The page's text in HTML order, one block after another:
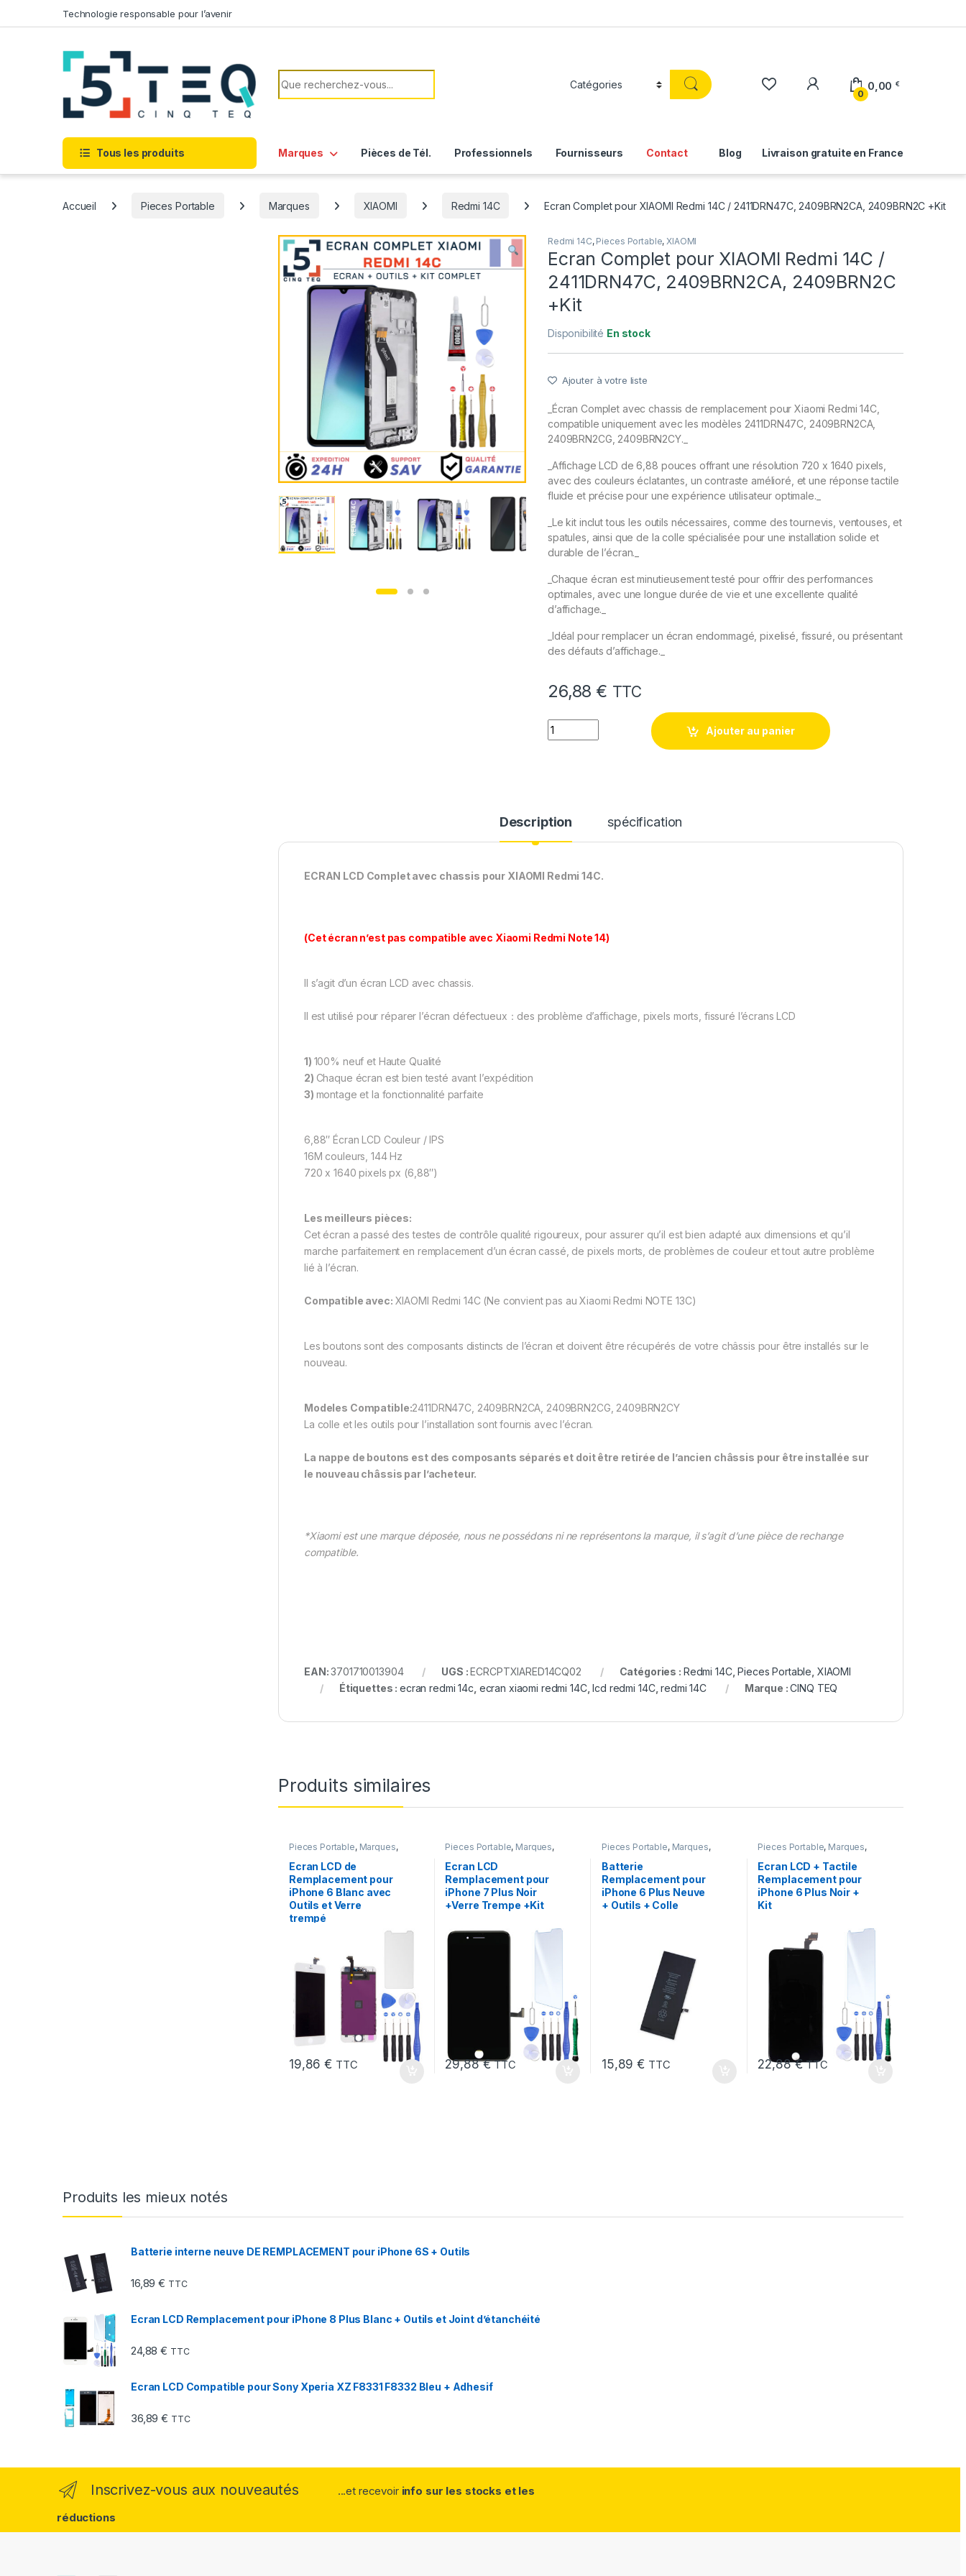
Technologie responsable pour l’avenir
Rechercher:
0
0,00 €
Tous les produits Marques Pièces de Tél. Professionnels Fournisseurs Contact Livraison gratuite en France
Blog
Accueil Pieces Portable Marques XIAOMI Redmi 14C Ecran Complet pour XIAOMI Redmi 14C / 2411DRN47C, 2409BRN2CA, 2409BRN2C +Kit
Redmi 14C, Pieces Portable, XIAOMI
Ecran Complet pour XIAOMI Redmi 14C /
2411DRN47C, 2409BRN2CA, 2409BRN2C
+Kit
Disponibilité En stock
Ajouter à votre liste
_Écran Complet avec chassis de remplacement pour Xiaomi Redmi 14C,
compatible uniquement avec les modèles 2411DRN47C, 2409BRN2CA,
2409BRN2CG, 2409BRN2CY._
_Affichage LCD de 6,88 pouces offrant une résolution 720 x 1640 pixels,
avec des couleurs éclatantes, un contraste amélioré, et une réponse tactile
fluide et précise pour une expérience utilisateur optimale._
_Le kit inclut tous les outils nécessaires, comme des tournevis, ventouses, et
spatules, ainsi que de la colle spécialisée pour une installation solide et
durable de l’écran._
_Chaque écran est minutieusement testé pour offrir des performances
optimales, avec une longue durée de vie et une excellente qualité
d’affichage._
_Idéal pour remplacer un écran endommagé, pixelisé, fissuré, ou présentant
des défauts d’affichage._
26,88 € TTC
quantité de Ecran Complet pour XIAOMI Redmi 14C / 2411DRN47C, 2409BRN2CA,
Ajouter au panier
Description spécification
ECRAN LCD Complet avec chassis pour XIAOMI Redmi 14C.
(Cet écran n’est pas compatible avec Xiaomi Redmi Note 14)
Il s’agit d’un écran LCD avec chassis.
Il est utilisé pour réparer l’écran défectueux：des problème d’affichage, pixels morts, fissuré l’écrans LCD
1) 100% neuf et Haute Qualité
2) Chaque écran est bien testé avant l’expédition
3) montage et la fonctionnalité parfaite
6,88″ Écran LCD Couleur / IPS
16M couleurs, 144 Hz
720 x 1640 pixels px (6,88″)
Les meilleurs pièces:
Cet écran a passé des testes de contrôle qualité rigoureux, pour assurer qu’il est bien adapté aux dimensions et qu’il
marche parfaitement en remplacement d’un écran cassé, de pixels morts, de problèmes de couleur et tout autre problème
lié à l’écran.
Compatible avec: XIAOMI Redmi 14C (Ne convient pas au Xiaomi Redmi NOTE 13C)
Les boutons sont des composants distincts de l’écran et doivent être récupérés de votre châssis pour être installés sur le
nouveau.
Modeles Compatible:2411DRN47C, 2409BRN2CA, 2409BRN2CG, 2409BRN2CY
La colle et les outils pour l’installation sont fournis avec l’écran.
La nappe de boutons est des composants séparés et doit être retirée de l’ancien châssis pour être installée sur
le nouveau châssis par l’acheteur.
*Xiaomi est une marque déposée, nous ne possédons ni ne représentons la marque, il s’agit d’une pièce de rechange
compatible.
EAN:3701710013904 UGS :ECRCPTXIARED14CQ02 Catégories : Redmi 14C,Pieces Portable XIAOMI
Étiquettes :ecran redmi 14c ecran xiaomi redmi 14C,lcd redmi 14C,redmi 14C Marque :CINQ TEQ
Produits similaires
Pieces Portable, Marques,
Ecran LCD de
Remplacement pour
iPhone 6 Blanc avec
Outils et Verre
trempé
19,86€ TTC
Pieces Portable, Marques,
Ecran LCD
Remplacement pour
iPhone 7 Plus Noir
+Verre Trempe +Kit
29,88€ TTC
Pieces Portable, Marques,
chargeurs
Batterie
Remplacement pour
iPhone 6 Plus Neuve
+ Outils + Colle
15,89€ TTC
Pieces Portable, Marques,
Ecran LCD + Tactile
Remplacement pour
iPhone 6 Plus Noir +
Kit
22,88€ TTC
Produits les mieux notés
Batterie interne neuve DE REMPLACEMENT pour iPhone 6S + Outils
16,89€ TTC
Ecran LCD Remplacement pour iPhone 8 Plus Blanc + Outils et Joint d’étanchéité
24,88€ TTC
Ecran LCD Compatible pour Sony Xperia XZ F8331 F8332 Bleu + Adhesif
36,89€ TTC
Inscrivez-vous aux nouveautés ...et recevoir info sur les stocks et les
réductions